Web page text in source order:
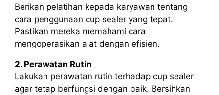
Berikan pelatihan kepada karyawan tentang
cara penggunaan cup sealer yang tepat.
Pastikan mereka memahami cara
mengoperasikan alat dengan efisien.
2. Perawatan Rutin
Lakukan perawatan rutin terhadap cup sealer
agar tetap berfungsi dengan baik. Bersihkan